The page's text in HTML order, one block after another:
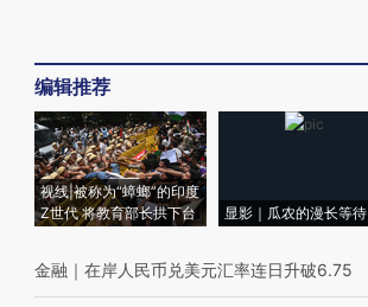
编辑推荐
视线|被称为“蟑螂”的印度
Z世代 将教育部长拱下台
显影｜瓜农的漫长等待
金融 ｜ 在岸人民币兑美元汇率连日升破6.75